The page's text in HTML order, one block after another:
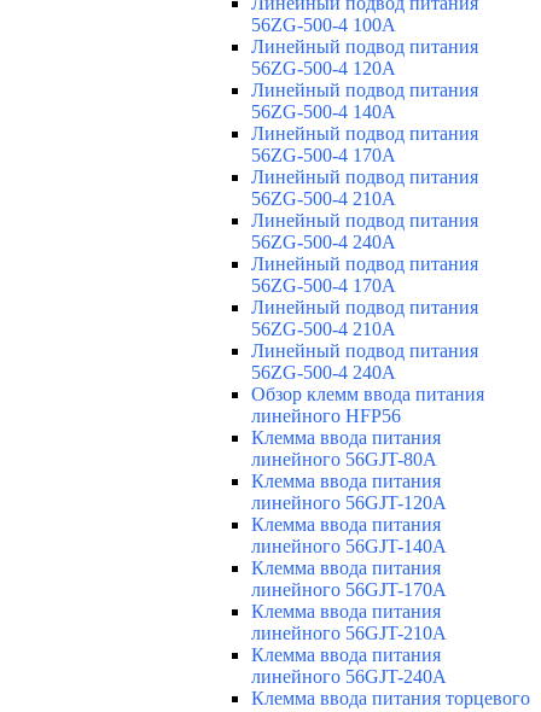
56ZG-500-4 100A
Линейный подвод питания
56ZG-500-4 120A
Линейный подвод питания
56ZG-500-4 140A
Линейный подвод питания
56ZG-500-4 170A
Линейный подвод питания
56ZG-500-4 210A
Линейный подвод питания
56ZG-500-4 240A
Линейный подвод питания
56ZG-500-4 170A
Линейный подвод питания
56ZG-500-4 210A
Линейный подвод питания
56ZG-500-4 240A
Обзор клемм ввода питания
линейного HFP56
Клемма ввода питания
линейного 56GJT-80A
Клемма ввода питания
линейного 56GJT-120A
Клемма ввода питания
линейного 56GJT-140A
Клемма ввода питания
линейного 56GJT-170A
Клемма ввода питания
линейного 56GJT-210A
Клемма ввода питания
линейного 56GJT-240A
Клемма ввода питания торцевого